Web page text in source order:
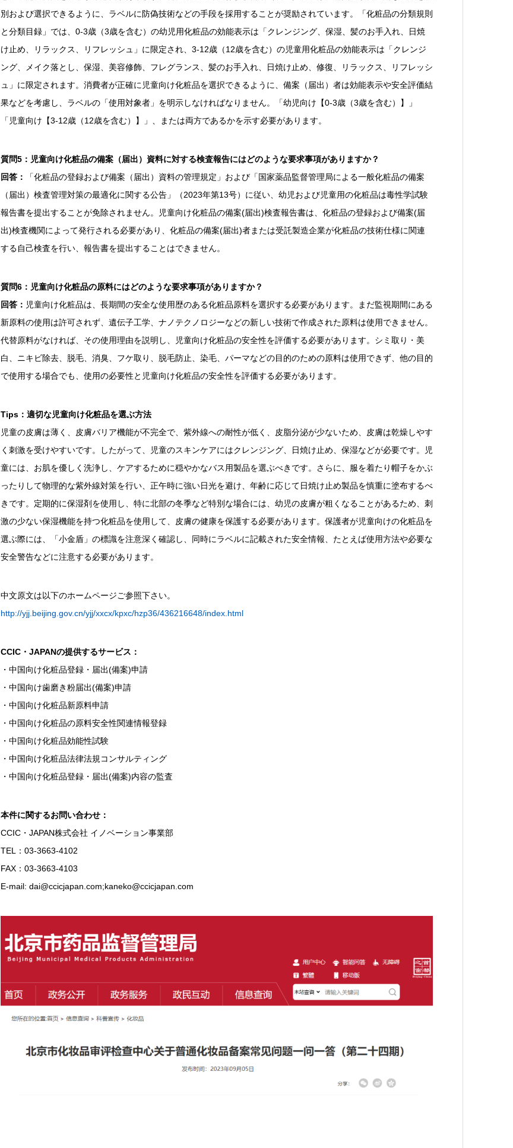
別および選択できるように、ラベルに防偽技術などの手段を採用することが奨励されています。「化粧品の分類規則
と分類目録」では、0-3歳（3歳を含む）の幼児用化粧品の効能表示は「クレンジング、保湿、髪のお手入れ、日焼
け止め、リラックス、リフレッシュ」に限定され、3-12歳（12歳を含む）の児童用化粧品の効能表示は「クレンジ
ング、メイク落とし、保湿、美容修飾、フレグランス、髪のお手入れ、日焼け止め、修復、リラックス、リフレッシ
ュ」に限定されます。消費者が正確に児童向け化粧品を選択できるように、備案（届出）者は効能表示や安全評価結
果などを考慮し、ラベルの「使用対象者」を明示しなければなりません。「幼児向け【0-3歳（3歳を含む）】」
「児童向け【3-12歳（12歳を含む）】」、または両方であるかを示す必要があります。
質問5：児童向け化粧品の備案（届出）資料に対する検査報告にはどのような要求事項がありますか？
回答：
「化粧品の登録および備案（届出）資料の管理規定」および「国家薬品監督管理局による一般化粧品の備案
（届出）検査管理対策の最適化に関する公告」（2023年第13号）に従い、幼児および児童用の化粧品は毒性学試験
報告書を提出することが免除されません。児童向け化粧品の備案(届出)検査報告書は、化粧品の登録および備案(届
出)検査機関によって発行される必要があり、化粧品の備案(届出)者または受託製造企業が化粧品の技術仕様に関連
する自己検査を行い、報告書を提出することはできません。
質問6：児童向け化粧品の原料にはどのような要求事項がありますか？
回答： 児童向け化粧品は、長期間の安全な使用歴のある化粧品原料を選択する必要があります。まだ監視期間にある
新原料の使用は許可されず、遺伝子工学、ナノテクノロジーなどの新しい技術で作成された原料は使用できません。
代替原料がなければ、その使用理由を説明し、児童向け化粧品の安全性を評価する必要があります。シミ取り・美
白、ニキビ除去、脱毛、消臭、フケ取り、脱毛防止、染毛、パーマなどの目的のための原料は使用できず、他の目的
で使用する場合でも、使用の必要性と児童向け化粧品の安全性を評価する必要があります。
Tips ：適切な児童向け化粧品を選ぶ方法
児童の皮膚は薄く、皮膚バリア機能が不完全で、紫外線への耐性が低く、皮脂分泌が少ないため、皮膚は乾燥しやす
く刺激を受けやすいです。したがって、児童のスキンケアにはクレンジング、日焼け止め、保湿などが必要です。児
童には、お肌を優しく洗浄し、ケアするために穏やかなバス用製品を選ぶべきです。さらに、服を着たり帽子をかぶ
ったりして物理的な紫外線対策を行い、正午時に強い日光を避け、年齢に応じて日焼け止め製品を慎重に塗布するべ
きです。定期的に保湿剤を使用し、特に北部の冬季など特別な場合には、幼児の皮膚が粗くなることがあるため、刺
激の少ない保湿機能を持つ化粧品を使用して、皮膚の健康を保護する必要があります。保護者が児童向けの化粧品を
選ぶ際には、「小金盾」の標識を注意深く確認し、同時にラベルに記載された安全情報、たとえば使用方法や必要な
安全警告などに注意する必要があります。
中文原文は以下のホームページご参照下さい。
http://yjj.beijing.gov.cn/yjj/xxcx/kpxc/hzp36/436216648/index.html
CCIC・JAPANの提供するサービス：
・中国向け化粧品登録・届出(備案)申請
・中国向け歯磨き粉届出(備案)申請
・中国向け化粧品新原料申請
・中国向け化粧品の原料安全性関連情報登録
・中国向け化粧品効能性試験
・中国向け化粧品法律法規コンサルティング
・中国向け化粧品登録・届出(備案)内容の監査
本件に関するお問い合わせ：
CCIC・JAPAN株式会社 イノベーション事業部
TEL：03-3663-4102
FAX：03-3663-4103
E-mail: dai@ccicjapan.com;kaneko@ccicjapan.com